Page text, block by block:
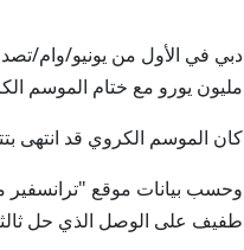
مليون يورو مع ختام الموسم
كان الموسم الكروي قد انتهى
طفيف على الوصل الذي حل ثالثاً بقيمة 40.48